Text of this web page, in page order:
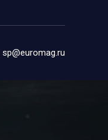
sp@euromag.ru